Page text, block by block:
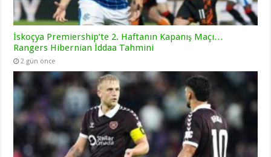
İskoçya Premiership’te 2. Haftanın Kapanış Maçı…
Rangers Hibernian İddaa Tahmini
2 gün önce